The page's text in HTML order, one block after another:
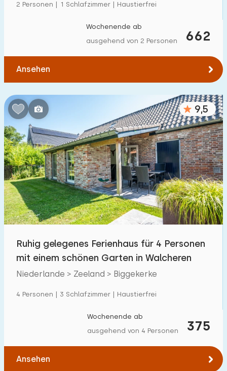
2 Personen | 1 Schlafzimmer | Haustierfrei
662
Wochenende ab
ausgehend von 2 Personen
Ansehen
9,5
Ruhig gelegenes Ferienhaus für 4 Personen
mit einem schönen Garten in Walcheren
Niederlande > Zeeland > Biggekerke
4 Personen | 3 Schlafzimmer | Haustierfrei
375
Wochenende ab
ausgehend von 4 Personen
Ansehen